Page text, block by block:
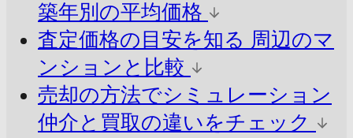
築年別の平均価格
査定価格の目安を知る 周辺のマ
ンションと比較
売却の方法でシミュレーション
仲介と買取の違いをチェック